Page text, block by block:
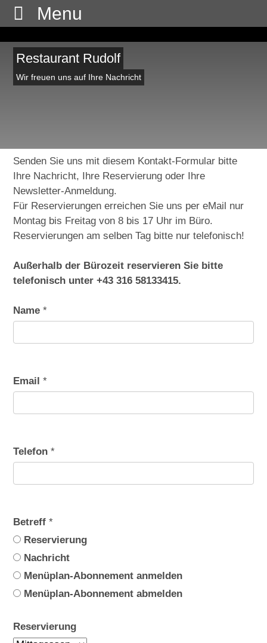
Home
Impressum
Speisen
Menü
Jobbörse
Gallery
Sommerparty 2025
Kontakt
Restaurant Rudolf
Wir freuen uns auf Ihre Nachricht
Senden Sie uns mit diesem Kontakt-Formular bitte
Ihre Nachricht, Ihre Reservierung oder Ihre
Newsletter-Anmeldung.
Für Reservierungen erreichen Sie uns per eMail nur
Montag bis Freitag von 8 bis 17 Uhr im Büro.
Reservierungen am selben Tag bitte nur telefonisch!
Außerhalb der Bürozeit reservieren Sie bitte
telefonisch unter +43 316 58133415.
Name *
Email *
Telefon *
Betreff *
Reservierung
Nachricht
Menüplan-Abonnement anmelden
Menüplan-Abonnement abmelden
Reservierung